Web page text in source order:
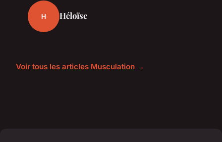
H Héloïse
Voir tous les articles Musculation →